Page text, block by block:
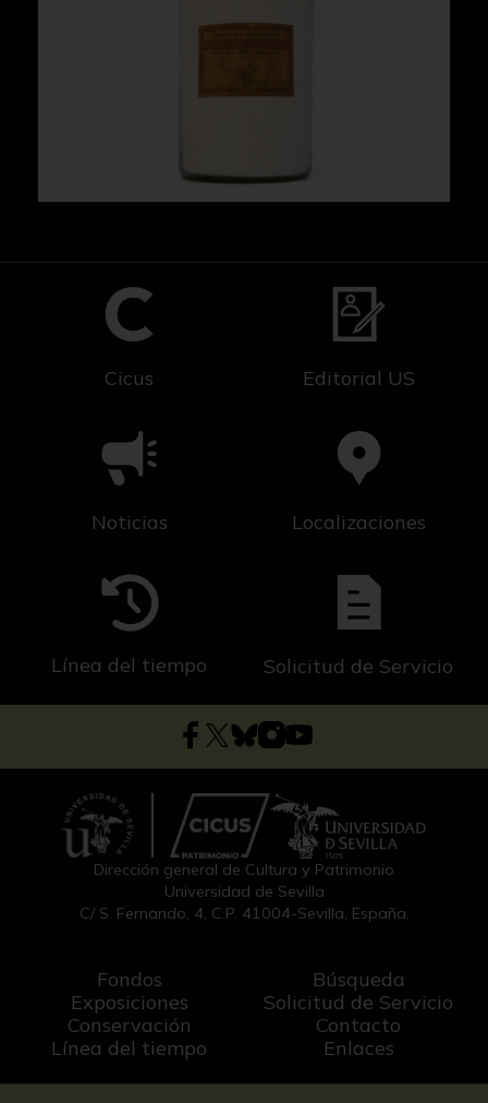
Cicus Editorial US
Noticias Localizaciones
Línea del tiempo Solicitud de Servicio
Dirección general de Cultura y Patrimonio
Universidad de Sevilla
C/ S. Fernando, 4, C.P. 41004-Sevilla, España.
Fondos
Exposiciones
Conservación
Línea del tiempo
Búsqueda
Solicitud de Servicio
Contacto
Enlaces